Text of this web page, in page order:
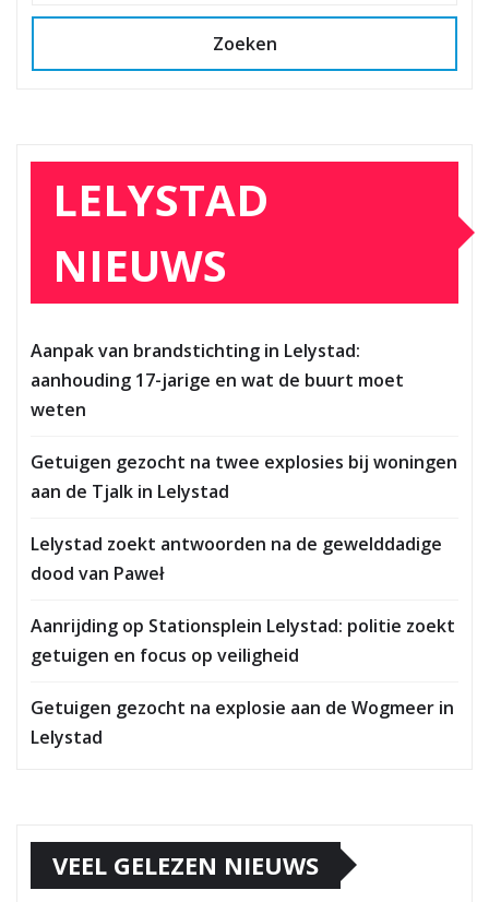
Zoeken
LELYSTAD
NIEUWS
Aanpak van brandstichting in Lelystad:
aanhouding 17-jarige en wat de buurt moet
weten
Getuigen gezocht na twee explosies bij woningen
aan de Tjalk in Lelystad
Lelystad zoekt antwoorden na de gewelddadige
dood van Paweł
Aanrijding op Stationsplein Lelystad: politie zoekt
getuigen en focus op veiligheid
Getuigen gezocht na explosie aan de Wogmeer in
Lelystad
VEEL GELEZEN NIEUWS